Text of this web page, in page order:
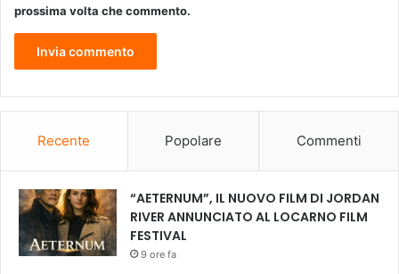
prossima volta che commento.
Recente Popolare Commenti
“AETERNUM”, IL NUOVO FILM DI JORDAN
RIVER ANNUNCIATO AL LOCARNO FILM
FESTIVAL
9 ore fa